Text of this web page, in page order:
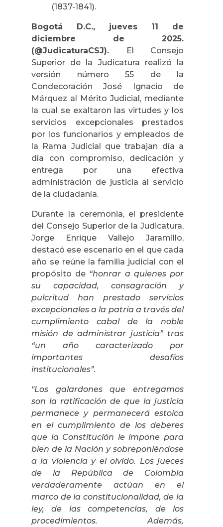
(1837-1841).
Bogotá D.C., jueves 11 de
diciembre de 2025.
(@JudicaturaCSJ).
El Consejo
Superior de la Judicatura realizó la
versión número 55 de la
Condecoración José Ignacio de
Márquez al Mérito Judicial, mediante
la cual se exaltaron las virtudes y los
servicios excepcionales prestados
por los funcionarios y empleados de
la Rama Judicial que trabajan día a
día con compromiso, dedicación y
entrega por una efectiva
administración de justicia al servicio
de la ciudadanía.
Durante la ceremonia, el presidente
del Consejo Superior de la Judicatura,
Jorge Enrique Vallejo Jaramillo,
destacó ese escenario en el que cada
año se reúne la familia judicial con el
propósito de “honrar a quienes por
su capacidad, consagración y
pulcritud han prestado servicios
excepcionales a la patria a través del
cumplimiento cabal de la noble
misión de administrar justicia” tras
“un año caracterizado por
importantes desafíos
institucionales”.
"Los galardones que entregamos
son la ratificación de que la justicia
permanece y permanecerá estoica
en el cumplimiento de los deberes
que la Constitución le impone para
bien de la Nación y sobreponiéndose
a la violencia y el olvido. Los jueces
de la República de Colombia
verdaderamente actúan en el
marco de la constitucionalidad, de la
ley, de las competencias, de los
procedimientos. Además,